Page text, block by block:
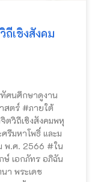
ถีเชิงสังคม
ทัศนศึกษาดูงาน
สตร์ #ภายใต้
ตวิถีเชิงสังคมพหุ
รีมหาโพธิ์ และม
พ.ศ. 2566 #ใน
เอกภัทร อภิฉัน
า พระเดช